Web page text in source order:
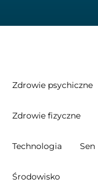
Zdrowie psychiczne
Zdrowie fizyczne
Technologia Sen
Środowisko